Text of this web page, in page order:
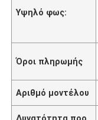
Υψηλό φως:
Όροι πληρωμής
Αριθμό μοντέλου
Δυνατότητα προ